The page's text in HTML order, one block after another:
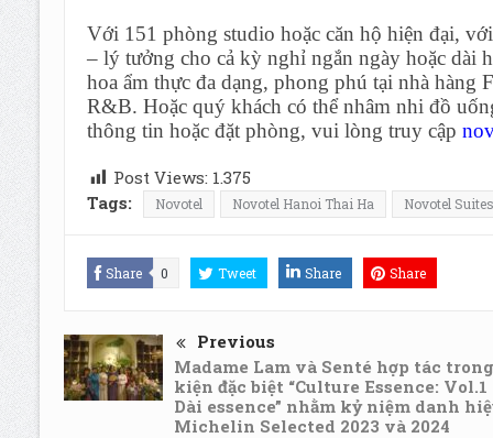
Với 151 phòng studio hoặc căn hộ hiện đại,
– lý tưởng cho cả kỳ nghỉ ngắn ngày hoặc dài
hoa ẩm thực đa dạng, phong phú tại nhà hàng
R&B. Hoặc quý khách có thể nhâm nhi đồ
thông tin hoặc đặt phòng, vui lòng truy cập
Post Views: 1.375
Tags:
Novotel Novotel Hanoi Thai Ha Novotel
Share 0 Tweet Share Share
Previous
Madame Lam và Senté hợp tác
kiện đặc biệt “Culture Essence: Vol.1
Dài essence” nhằm kỷ niệm danh
Michelin Selected 2023 và 2024